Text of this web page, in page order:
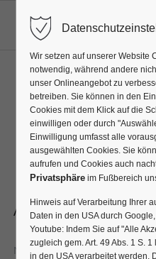
Anfrage
Anfrageformular
Pflichtfeld
Name*
Wir setzen auf unserer Website
notwendig, während andere
unser Onlineangebot zu
betreiben. Sie können in den
Cookies mit dem Klick auf die
einwilligen oder durch
Einwilligung umfasst alle
ausgewählten Cookies. Sie
aufrufen und Cookies auch
Privatsphäre im Fußbereich
Hinweis auf Verarbeitung Ihrer
Daten in den USA durch
Youtube: Indem Sie auf "Alle
zugleich gem. Art. 49 Abs. 1 S.
in den USA verarbeitet werden.